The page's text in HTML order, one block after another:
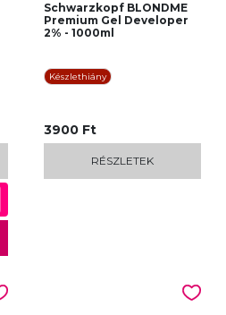
Schwarzkopf BLONDME
Premium Gel Developer
2% - 1000ml
Készlethiány
3900 Ft
RÉSZLETEK